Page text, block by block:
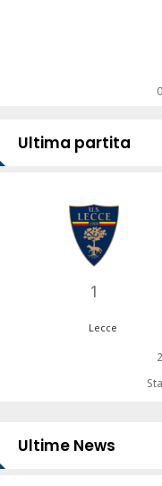
Ultima partita
1
Lecce
Ultime News